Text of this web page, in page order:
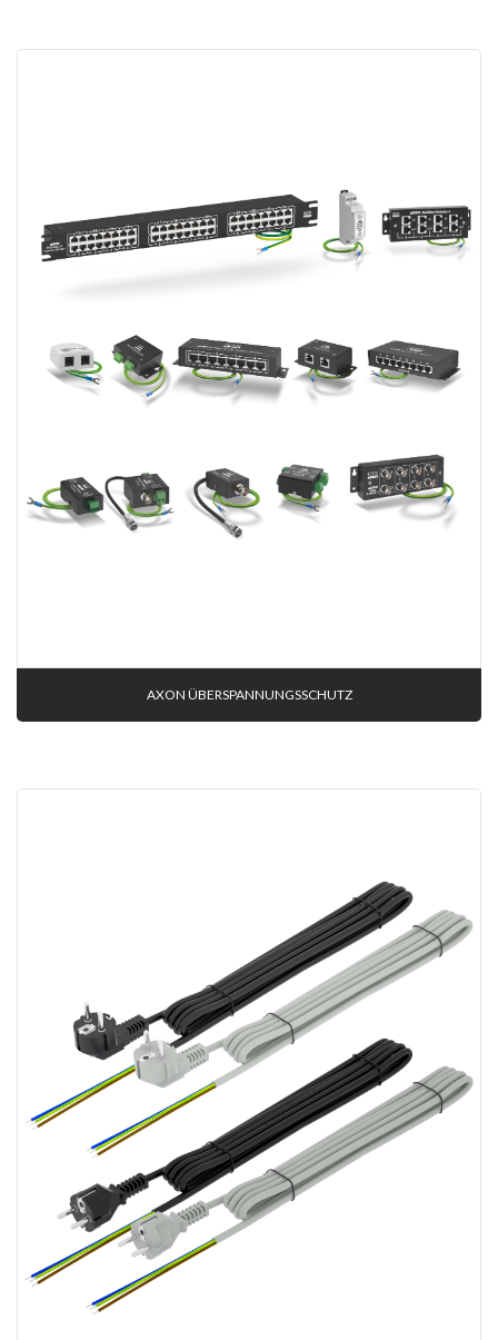
AXON ÜBERSPANNUNGSSCHUTZ